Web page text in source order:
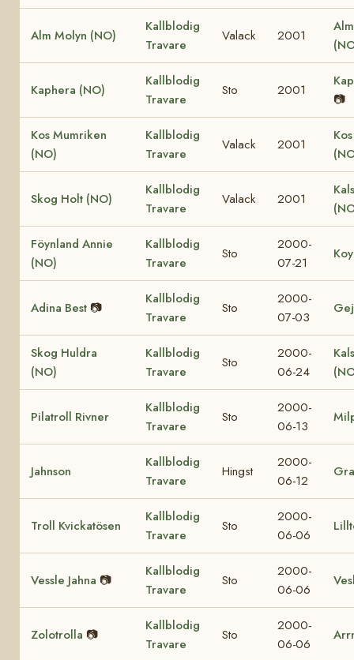
Alm Molyn (NO)
Kallblodig
Travare
Valack 2001
Kaphera (NO)
Kallblodig
Travare
Sto 2001
📷
Kos Mumriken
(NO)
Kallblodig
Travare
Valack 2001
Skog Holt (NO)
Kallblodig
Travare
Valack 2001
Föynland Annie
(NO)
Kallblodig
Travare
Sto
2000-
07-21
Adina Best 📷
Kallblodig
Travare
Sto
2000-
07-03
Skog Huldra
(NO)
Kallblodig
Travare
Sto
2000-
06-24
Pilatroll Rivner
Kallblodig
Travare
Sto
2000-
06-13
Jahnson
Kallblodig
Travare
Hingst
2000-
06-12
Troll Kvickatösen
Kallblodig
Travare
Sto
2000-
06-06
Vessle Jahna 📷
Kallblodig
Travare
Sto
2000-
06-06
Zolotrolla 📷
Kallblodig
Travare
Sto
2000-
06-06